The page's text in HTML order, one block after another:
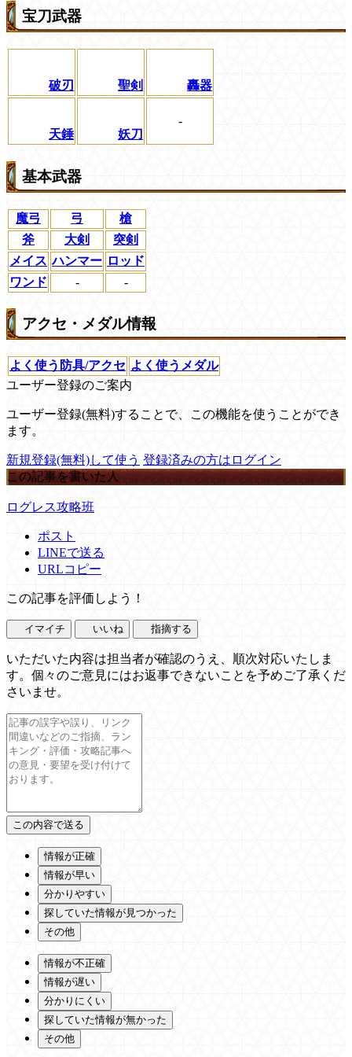
宝刀武器
破刃 聖剣 轟器
天錘 妖刀
-
基本武器
魔弓 弓
槍
斧
大剣
突剣
メイス ハンマー ロッド
ワンド
- -
アクセ・メダル情報
よく使う防具/アクセ よく使うメダル
ユーザー登録のご案内
ユーザー登録(無料)することで、この機能を使うことができ
ます。
新規登録(無料)して使う 登録済みの方はログイン
この記事を書いた人
ログレス攻略班
ポスト
LINEで送る
URLコピー
この記事を評価しよう！
イマイチ いいね 指摘する
いただいた内容は担当者が確認のうえ、順次対応いたしま
す。個々のご意見にはお返事できないことを予めご了承くだ
さいませ。
情報が正確
情報が早い
分かりやすい
探していた情報が見つかった
その他
情報が不正確
情報が遅い
分かりにくい
探していた情報が無かった
その他